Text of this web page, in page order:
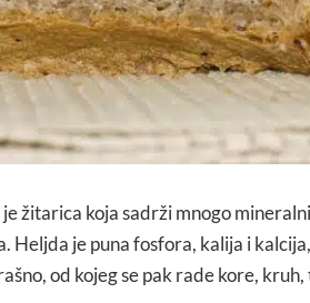
je žitarica koja sadrži mnogo
Heljda je puna fosfora, kalija i
od kojeg se pak rade kore,